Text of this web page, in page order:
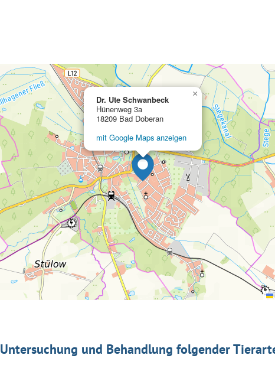
Dr. Ute Schwanbeck
Hünenweg 3a
18209 Bad Doberan
mit Google Maps anzeigen
×
Untersuchung und Behandlung folgender